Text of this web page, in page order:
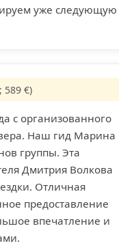
уже следующую
589 €)
с организованного
Наш гид Марина
группы. Эта
Дмитрия Волкова
Отличная
предоставление
впечатление и